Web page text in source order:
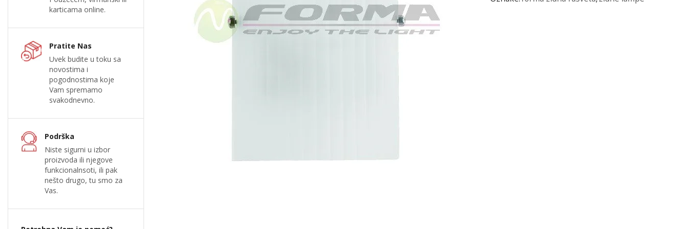
karticama online.
Pratite Nas
Uvek budite u toku sa
novostima i
pogodnostima koje
Vam spremamo
svakodnevno.
Podrška
Niste sigurni u izbor
proizvoda ili njegove
funkcionalnsoti, ili pak
nešto drugo, tu smo za
Vas.